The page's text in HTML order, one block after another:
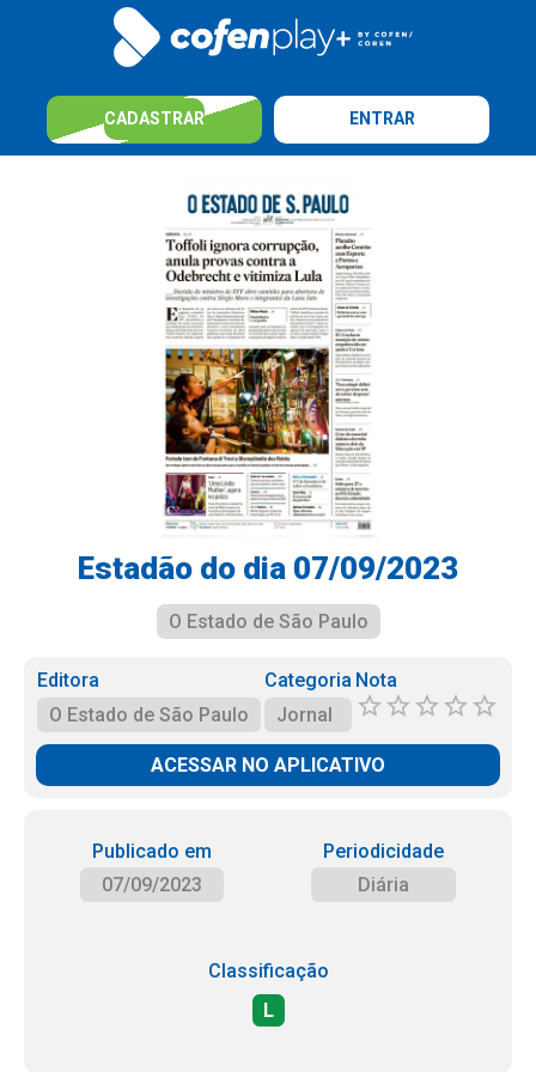
CADASTRAR ENTRAR
Estadão do dia 07/09/2023
O Estado de São Paulo
Editora
O Estado de São Paulo
Categoria
Jornal
Nota
ACESSAR NO APLICATIVO
Publicado em
07/09/2023
Periodicidade
Diária
Classificação
L